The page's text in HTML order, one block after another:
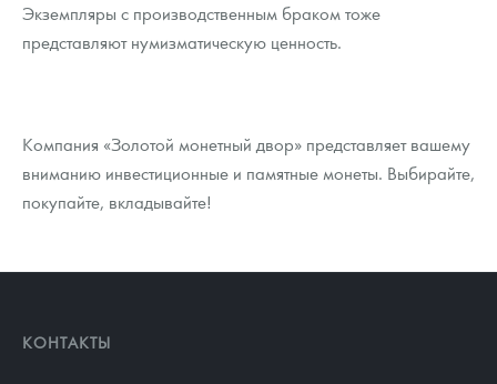
Экземпляры с производственным браком тоже
представляют нумизматическую ценность.
Компания «Золотой монетный двор» представляет вашему
вниманию инвестиционные и памятные монеты. Выбирайте,
покупайте, вкладывайте!
КОНТАКТЫ